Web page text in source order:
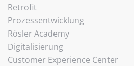
Retrofit
Prozessentwicklung
Rösler Academy
Digitalisierung
Customer Experience Center